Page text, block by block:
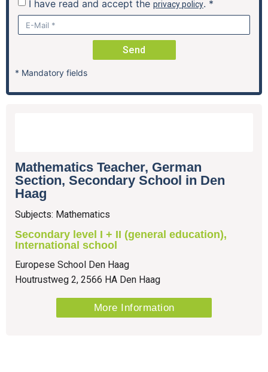
Wir, die ASG – Anerkannte Schulgesellschaft mbH, sind ein
freier Träger staatlich genehmigter und anerkannter
Ersatzschulen sowie Kindertagesstätten. Unser
Angebotsspektrum reicht von der Kinderkrippe bis zum
Gymnasium, von der Berufsausbildung bis zur
Sachsen, Niedersachsen, Schleswig-Holstein,
Wirtschaftswissenschaften und Recht
für unser Berufliches sowie Neues Gymnasium Glienicke
Ihre Aufgaben:
Vorbereitung, Planung und Nachbereitung des
Unterrichts
organisatorische und pädagogische Mitgestaltung
des Unterrichts
Begleitung der Schüler in offenen Lernsituationen
I have read and accept the privacy policy. *
Send
* Mandatory fields
Mathematics Teacher, German
Section, Secondary School in Den
Haag
Subjects: Mathematics
Secondary level I + II (general education),
International school
Europese School Den Haag
Houtrustweg 2, 2566 HA Den Haag
More Information